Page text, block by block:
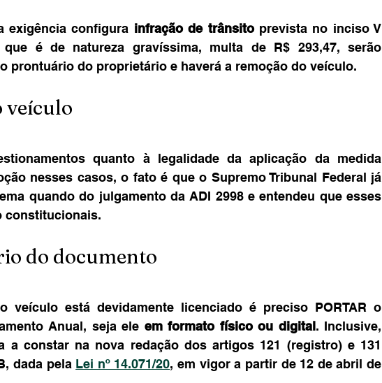
exigência configura infração de trânsito prevista no inciso V
é de natureza gravíssima, multa de R$ 293,47, serão
prontuário do proprietário e haverá a remoção do veículo.
veículo
quanto à legalidade da aplicação da medida
nesses casos, o fato é que o Supremo Tribunal Federal já
quando do julgamento da ADI 2998 e entendeu que esses
constitucionais.
do documento
veículo está devidamente licenciado é preciso PORTAR o
Anual, seja ele em formato físico ou digital. Inclusive,
a constar na nova redação dos artigos 121 (registro) e 131
dada pela Lei nº 14.071/20, em vigor a partir de 12 de abril de